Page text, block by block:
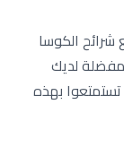
الكوسا
لديك
بهذه